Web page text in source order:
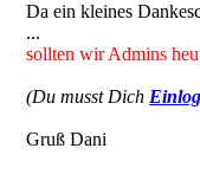
Da ein kleines
...
sollten wir Admins
(Du musst Dich
Gruß Dani